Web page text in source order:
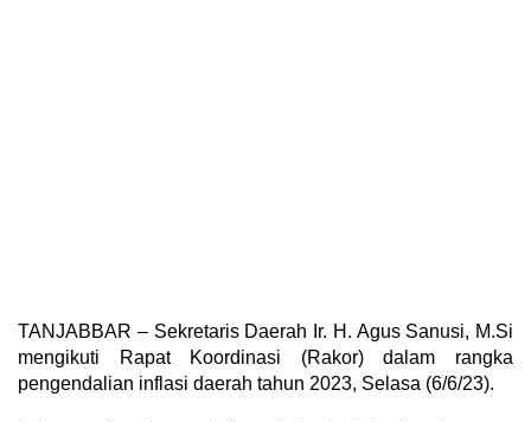
TANJABBAR – Sekretaris Daerah Ir. H. Agus Sanusi, M.Si
mengikuti Rapat Koordinasi (Rakor) dalam rangka
pengendalian inflasi daerah tahun 2023, Selasa (6/6/23).